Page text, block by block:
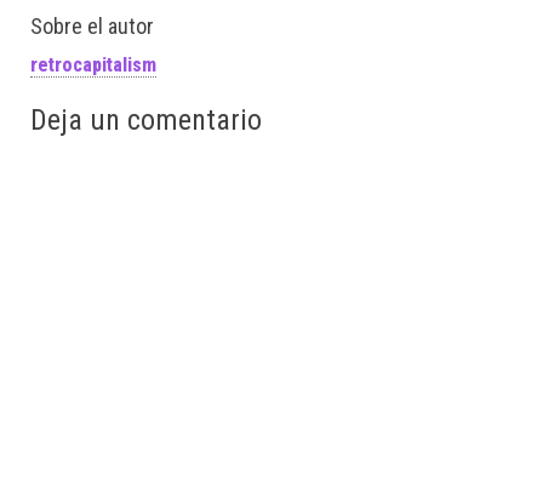
Sobre el autor
retrocapitalism
Deja un comentario